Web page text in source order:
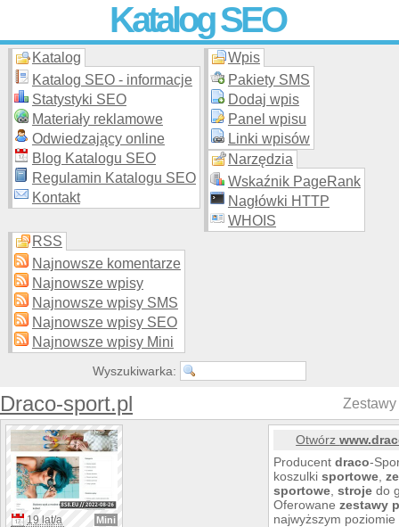
Katalog SEO
Skuteczna i promocja stron WWW –
moderowanego katalogu za darmo!
Katalog
Katalog SEO - informacje
Statystyki SEO
Materiały reklamowe
Odwiedzający online
Blog Katalogu SEO
Regulamin Katalogu SEO
Kontakt
Wpis
Pakiety SMS
Dodaj wpis
Panel wpisu
Linki wpisów
Narzędzia
Wskaźnik PageRank
Nagłówki HTTP
WHOIS
RSS
Najnowsze komentarze
Najnowsze wpisy
Najnowsze wpisy SMS
Najnowsze wpisy SEO
Najnowsze wpisy Mini
Wyszukiwarka:
Draco-sport.pl
19 lat/a Mini
Otwórz
Producentdraco-
koszulkisportowe ,
sportowe ,stroje do
Oferowanezestawy
najwyższym poziomie